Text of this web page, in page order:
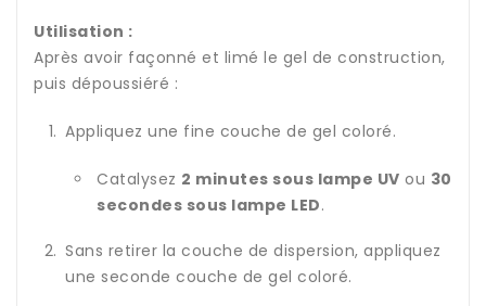
Utilisation :
Après avoir façonné et limé le gel de construction,
puis dépoussiéré :
Appliquez une fine couche de gel coloré.
Catalysez 2 minutes sous lampe UV ou 30
secondes sous lampe LED.
Sans retirer la couche de dispersion, appliquez
une seconde couche de gel coloré.